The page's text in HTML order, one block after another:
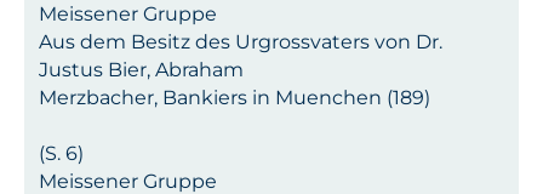
Meissener Gruppe
Aus dem Besitz des Urgrossvaters von Dr.
Justus Bier, Abraham
Merzbacher, Bankiers in Muenchen (189)
(S. 6)
Meissener Gruppe